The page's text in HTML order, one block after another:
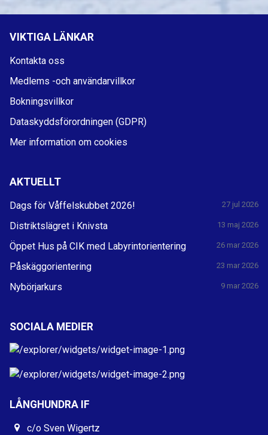
VIKTIGA LÄNKAR
Kontakta oss
Medlems -och användarvillkor
Bokningsvillkor
Dataskyddsförordningen (GDPR)
Mer information om cookies
AKTUELLT
Dags för Våffelskubbet 2026! 27 jul 2026
Distriktslägret i Knivsta 13 maj 2026
Öppet Hus på CIK med Labyrintorientering 26 mar 2026
Påskäggorientering 23 mar 2026
Nybörjarkurs 9 mar 2026
SOCIALA MEDIER
LÅNGHUNDRA IF
c/o Sven Wigertz